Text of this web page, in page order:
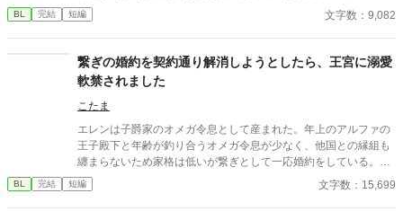
定。■『それは愛か本能か』と同じ世界設定です。関係は一切な
し。
BL 完結 短編 文字数：9,082
繋ぎの婚約を契約通り解消しようとしたら、王宮に溺愛
軟禁されました
こたま
エレンは子爵家のオメガ令息として産まれた。年上のアルファの
王子殿下と年齢が釣り合うオメガ令息が少なく、他国との縁組も
纏まらないため家格は低いが繋ぎとして一応婚約をしている。王
子のことは兄のように慕っており、初恋の人ではあるけれど、契
約終了時期か王子に想い人が現れた時には解消されるものと考え
BL 完結 短編 文字数：15,699